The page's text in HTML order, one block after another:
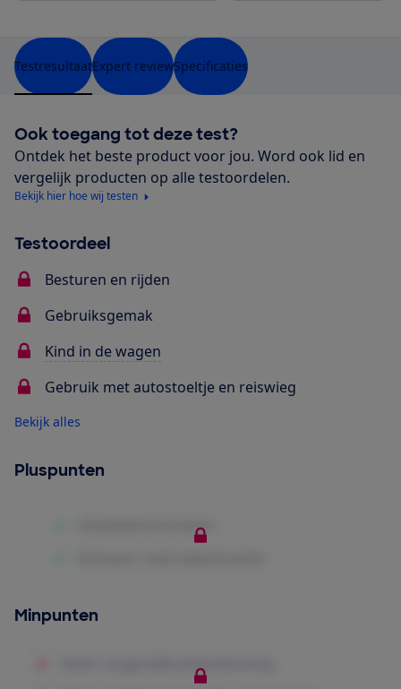
TestresultaatExpert reviewSpecificaties
Ook toegang tot deze test?
Ontdek het beste product voor jou. Word ook lid en
vergelijk producten op alle testoordelen.
Bekijk hier hoe wij testen
Testoordeel
Besturen en rijden
Gebruiksgemak
Kind in de wagen
Gebruik met autostoeltje en reiswieg
Bekijk alles
Pluspunten
Minpunten